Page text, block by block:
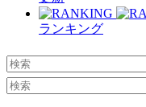
ランキング